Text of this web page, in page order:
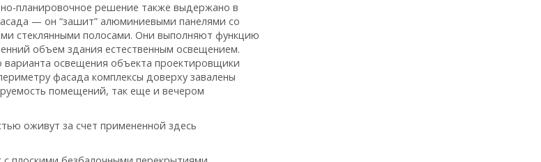
планировочное решение также выдержано в
— он “зашит” алюминиевыми панелями со
стеклянными полосами. Они выполняют функцию
объем здания естественным освещением.
освещения объекта проектировщики
фасада комплексы доверху завалены
помещений, так еще и вечером
оживут за счет примененной здесь